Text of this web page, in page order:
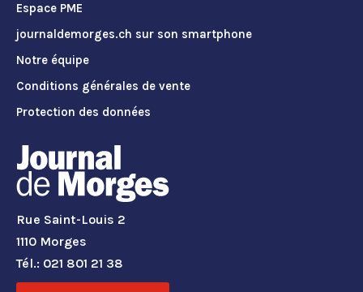
Espace PME
journaldemorges.ch sur son smartphone
Notre équipe
Conditions générales de vente
Protection des données
Rue Saint-Louis 2
1110 Morges
Tél.: 021 801 21 38